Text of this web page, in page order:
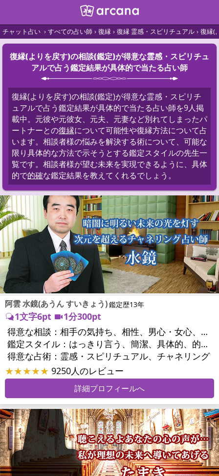
チャット占い すべての占い師 復縁 復縁 霊感・スピリチュアル 復縁(
復縁(よりを戻す)の相談(鑑定)が得意な霊感・スピリチュ
アルで占う鑑定結果が具体的で当たる占い師
復縁(よりを戻す)の相談(鑑定)が得意な霊感・スピリチ
ュアルで占う鑑定結果が具体的で当たる占い師を9人掲
載中。元彼や元彼女、元夫、元妻など別れてしまったパ
ートナーとの復縁について可能性や復縁方法について占
います。相談者様の悩みを解決する術について、可能な
限り具体的な方法で示そうとする鑑定スタイルの先生一
覧です。相談者様が望む未来を実現できるように、具体
的で的確な鑑定結果を教えてくれるでしょう。
阿雲 水鏡(あうん すいきょう)鑑定歴13年
1文字6pt
1分300pt
得意な相談：
相手の気持ち、相性、男心・女心、複雑な恋愛、浮気、不倫、復活愛、復縁、離婚、同性愛・LGBT、人間関係、職場の人間関係、対人関係、適職、夢、家族関係、夫婦関係、家庭問題、夫婦問題、心の問題、魂の本質
鑑定スタイル：
はっきり言う、簡潔、具体的、的確、とても話しやすい、前向き・元気になれる
得意な占術： 霊感・スピリチュアル、チャネリング
★★★★★ 9250人のレビュー
詳細プロフィールへ